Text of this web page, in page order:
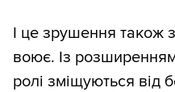
І це зрушення також
воює. Із
ролі зміщуються від